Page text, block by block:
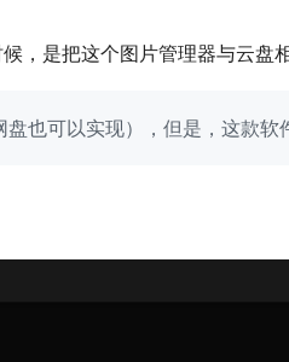
，是把这个图片管理器与云盘
也可以实现），但是，这款软